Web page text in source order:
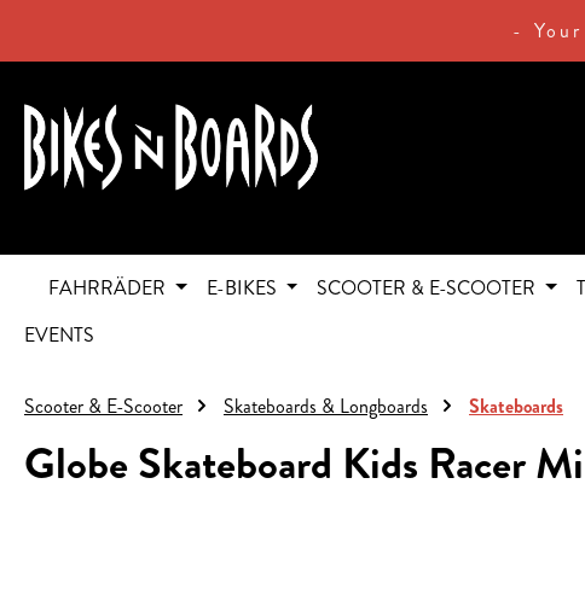
-
FAHRRÄDER E-BIKES SCOOTER & E-SCOOTER
EVENTS
Scooter & E-Scooter Skateboards & Longboards Skateboards
Globe Skateboard Kids Racer